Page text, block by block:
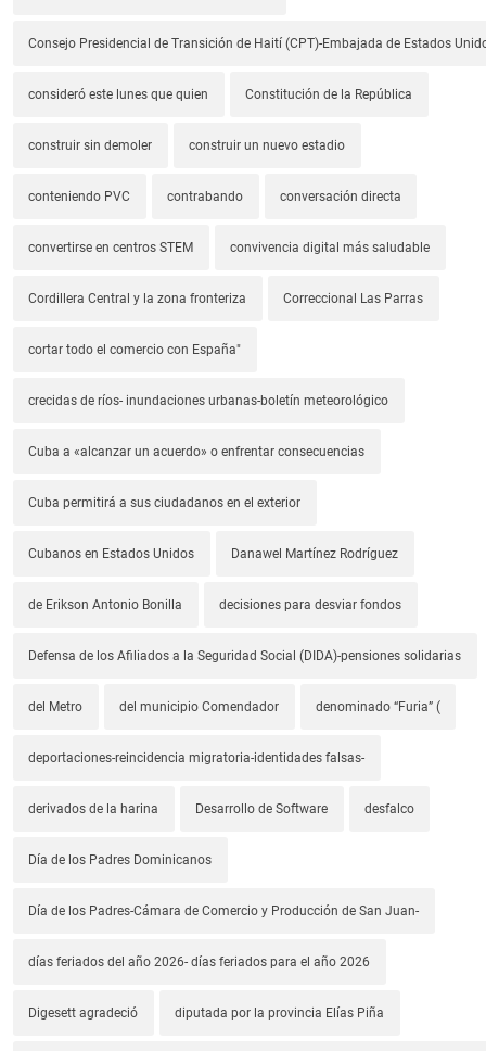
Consejo Presidencial de Transición de Haití (CPT)-Embajada de Estados
consideró este lunes que quien Constitución de la República
construir sin demoler construir un nuevo estadio
conteniendo PVC contrabando conversación directa
convertirse en centros STEM convivencia digital más saludable
Cordillera Central y la zona fronteriza Correccional Las Parras
cortar todo el comercio con España"
crecidas de ríos- inundaciones urbanas-boletín meteorológico
Cuba a «alcanzar un acuerdo» o enfrentar consecuencias
Cuba permitirá a sus ciudadanos en el exterior
Cubanos en Estados Unidos Danawel Martínez Rodríguez
de Erikson Antonio Bonilla decisiones para desviar fondos
Defensa de los Afiliados a la Seguridad Social (DIDA)-pensiones solidarias
del Metro del municipio Comendador denominado “Furia” (
deportaciones-reincidencia migratoria-identidades falsas-
derivados de la harina Desarrollo de Software desfalco
Día de los Padres Dominicanos
Día de los Padres-Cámara de Comercio y Producción de San Juan-
días feriados del año 2026- días feriados para el año 2026
Digesett agradeció diputada por la provincia Elías Piña